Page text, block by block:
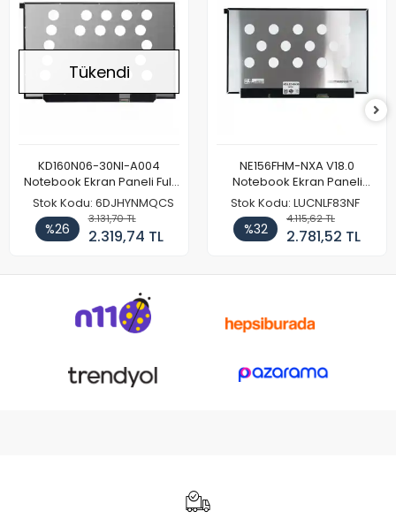
Tükendi
KD160N06-30NI-A004
Notebook Ekran Paneli Full
HD
Stok Kodu: 6DJHYNMQCS
%26
3.131,70 TL
2.319,74 TL
NE156FHM-NXA V18.0
Notebook Ekran Paneli
144Hz
Stok Kodu: LUCNLF83NF
%32
4.115,62 TL
2.781,52 TL